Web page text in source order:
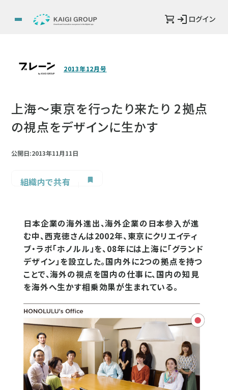
ログイン
2013年12月号
上海～東京を行ったり来たり 2拠点
の視点をデザインに生かす
公開日:2013年11月11日
組織内で共有
日本企業の海外進出、海外企業の日本参入が進
む中、西克徳さんは2002年、東京にクリエイティ
ブ・ラボ「ホノルル」を、08年には上海に「グランド
デザイン」を設立した。国内外に2つの拠点を持つ
ことで、海外の視点を国内の仕事に、国内の知見
を海外へ生かす相乗効果が生まれている。